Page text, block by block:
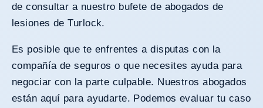
de consultar a nuestro bufete de abogados de
lesiones de Turlock.
Es posible que te enfrentes a disputas con la
compañía de seguros o que necesites ayuda para
negociar con la parte culpable. Nuestros abogados
están aquí para ayudarte. Podemos evaluar tu caso